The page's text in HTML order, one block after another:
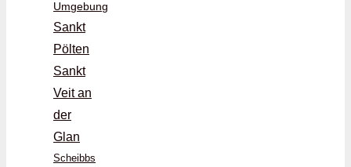
Umgebung
Sankt
Pölten
Sankt
Veit an
der
Glan
Scheibbs